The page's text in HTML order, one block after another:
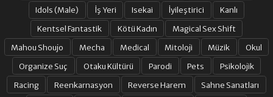
Idols (Male)
İş Yeri Isekai İyileştirici
Kanlı
Kentsel Fantastik
Kötü Kadın
Magical Sex Shift
Mahou Shoujo
Mecha Medical Mitoloji Müzik
Okul
Organize Suç
Otaku Kültürü Parodi Pets
Psikolojik
Racing
Reenkarnasyon Reverse Harem
Sahne Sanatları